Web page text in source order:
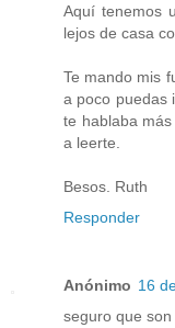
Aquí tenemos
lejos de casa
Te mando mis
a poco puedas
te hablaba
a leerte.
Besos. Ruth
Responder
Anónimo 16
seguro que